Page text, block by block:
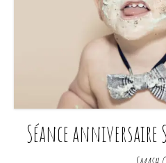
Séance anniversaire